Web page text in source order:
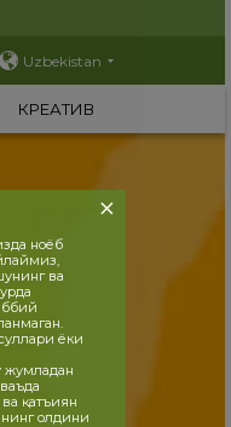
Uzbekistan
КРЕАТИВ
ноёб
ва
ёки
жумладан
қатъиян
олдини